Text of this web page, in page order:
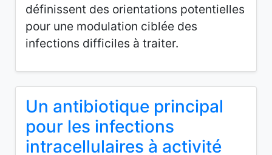
définissent des orientations potentielles
pour une modulation ciblée des
infections difficiles à traiter.
Un antibiotique principal
pour les infections
intracellulaires à activité